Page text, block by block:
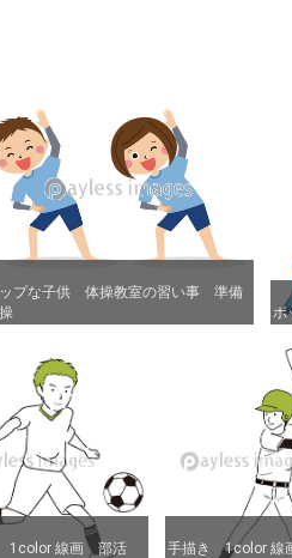
プな子供 体操教室の習い事 準備
プな子供 体操教室の習い事 準備
1color 線画 部活
1color 線画 部活
手描き 1color
手描き 1color